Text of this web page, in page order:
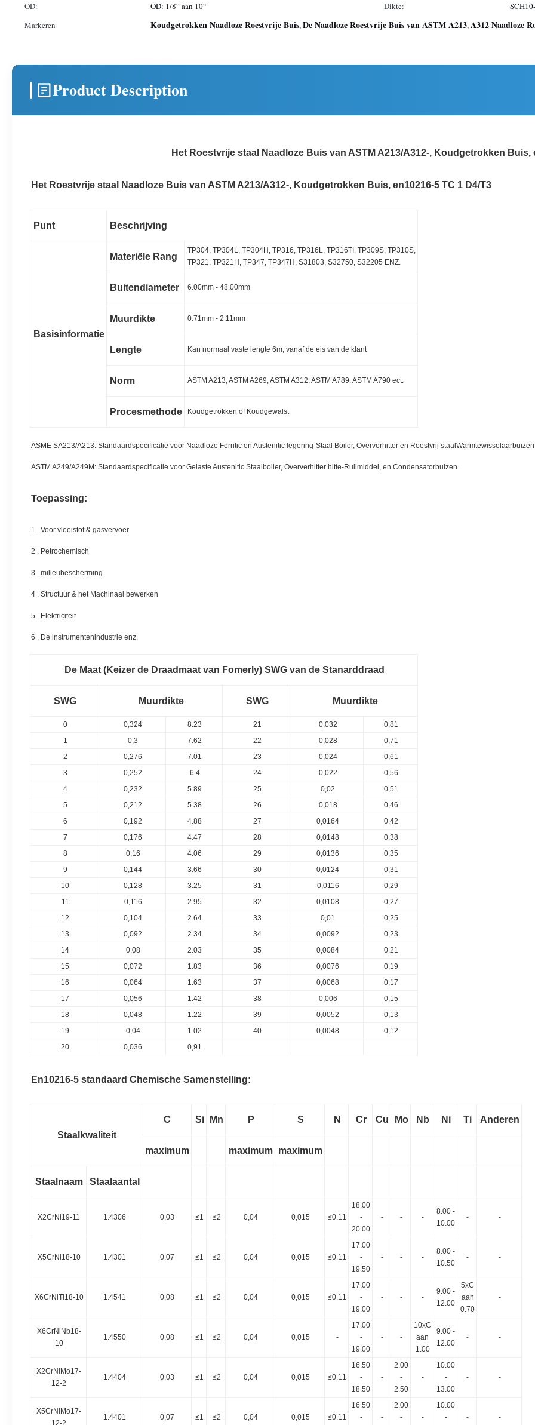
OD: OD: 1/8“ aan 10“ Dikte:
Markeren
Koudgetrokken Naadloze Roestvrije Buis,De Naadloze Roestvrije Buis van ASTM A213,A312 Naadloze
Product Description
Het Roestvrije staal Naadloze Buis van ASTM A213/A312-, Koudgetrokken Buis,
Het Roestvrije staal Naadloze Buis van ASTM A213/A312-, Koudgetrokken Buis, en10216-5 TC 1 D4/T3
Punt Beschrijving
Basisinformatie
Materiële Rang
TP304, TP304L, TP304H, TP316, TP316L, TP316TI, TP309S, TP310S,
TP321, TP321H, TP347, TP347H, S31803, S32750, S32205 ENZ.
Buitendiameter 6.00mm - 48.00mm
Muurdikte 0.71mm - 2.11mm
Lengte Kan normaal vaste lengte 6m, vanaf de eis van de klant
Norm ASTM A213; ASTM A269; ASTM A312; ASTM A789; ASTM A790 ect.
Procesmethode Koudgetrokken of Koudgewalst
ASME SA213/A213: Standaardspecificatie voor Naadloze Ferritic en Austenitic legering-Staal Boiler, Oververhitter en Roestvrij
ASTM A249/A249M: Standaardspecificatie voor Gelaste Austenitic Staalboiler, Oververhitter hitte-Ruilmiddel, en Condensatorbuizen.
Toepassing:
1 . Voor vloeistof & gasvervoer
2 . Petrochemisch
3 . milieubescherming
4 . Structuur & het Machinaal bewerken
5 . Elektriciteit
6 . De instrumentenindustrie enz.
De Maat (Keizer de Draadmaat van Fomerly) SWG van de Stanarddraad
SWG Muurdikte SWG Muurdikte
0 0,324 8.23 21 0,032
0,81
1
0,3 7.62 22 0,028
0,71
2
0,276 7.01 23 0,024
0,61
3
0,252 6.4 24 0,022
0,56
4
0,232 5.89 25 0,02
0,51
5
0,212 5.38 26 0,018
0,46
6
0,192 4.88 27 0,0164
0,42
7
0,176 4.47 28 0,0148
0,38
8
0,16 4.06 29 0,0136
0,35
9
0,144 3.66 30 0,0124
0,31
10
0,128 3.25 31 0,0116
0,29
11
0,116 2.95 32 0,0108
0,27
12
0,104 2.64 33 0,01
0,25
13
0,092 2.34 34 0,0092
0,23
14
0,08 2.03 35 0,0084
0,21
15
0,072 1.83 36 0,0076
0,19
16
0,064 1.63 37 0,0068
0,17
17
0,056 1.42 38 0,006
0,15
18
0,048 1.22 39 0,0052
0,13
19
0,04 1.02 40 0,0048
0,12
20
0,036 0,91
En10216-5 standaard Chemische Samenstelling:
Staalkwaliteit
C Si Mn P S N Cr Cu Mo Nb Ni Ti Anderen
maximum maximum maximum
Staalnaam Staalaantal
X2CrNi19-11 1.4306 0,03 ≤1 ≤2 0,04 0,015 ≤0.11
18.00
-
20.00
- - -
8.00 -
10.00
- -
X5CrNi18-10 1.4301 0,07 ≤1 ≤2 0,04 0,015 ≤0.11
17.00
-
19.50
- - -
8.00 -
10.50
- -
X6CrNiTi18-10 1.4541 0,08 ≤1 ≤2 0,04 0,015 ≤0.11
17.00
-
19.00
- - -
9.00 -
12.00
5xC
aan
0.70
-
X6CrNiNb18-
10
1.4550 0,08 ≤1 ≤2 0,04 0,015 -
17.00
-
19.00
- -
10xC
aan
1.00
9.00 -
12.00
- -
X2CrNiMo17-
12-2
1.4404 0,03 ≤1 ≤2 0,04 0,015 ≤0.11
16.50
-
18.50
-
2.00
-
2.50
-
10.00
-
13.00
- -
X5CrNiMo17-
12-2
1.4401 0,07 ≤1 ≤2 0,04 0,015 ≤0.11
16.50
-
-
2.00
-
-
10.00
-
- -